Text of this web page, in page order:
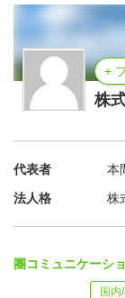
+
株
代表者
本
法人格
株
團コミュニケーシ
国内